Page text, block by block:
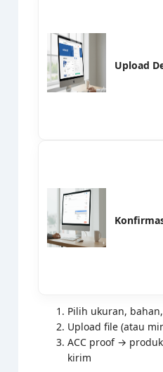
Upload
Pilih ukuran,
Upload file (atau
ACC proof →
kirim